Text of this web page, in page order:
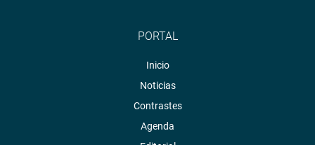
PORTAL
Inicio
Noticias
Contrastes
Agenda